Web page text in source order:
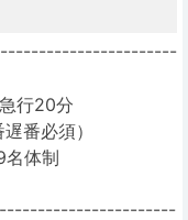
行20分
番必須）
名体制